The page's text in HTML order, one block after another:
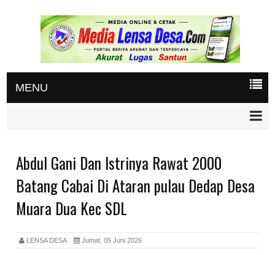
MENU
Abdul Gani Dan Istrinya Rawat 2000
Batang Cabai Di Ataran pulau Dedap Desa
Muara Dua Kec SDL
LENSA DESA Jumat, 05 Juni 2026